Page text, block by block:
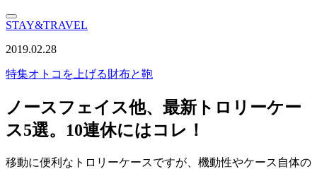
STAY&TRAVEL
2019.02.28
特集オトコを上げる財布と鞄
ノースフェイス他、最新トロリーケー
ス5選。10連休にはコレ！
移動に便利なトロリーケースですが、機動性やケース自体の